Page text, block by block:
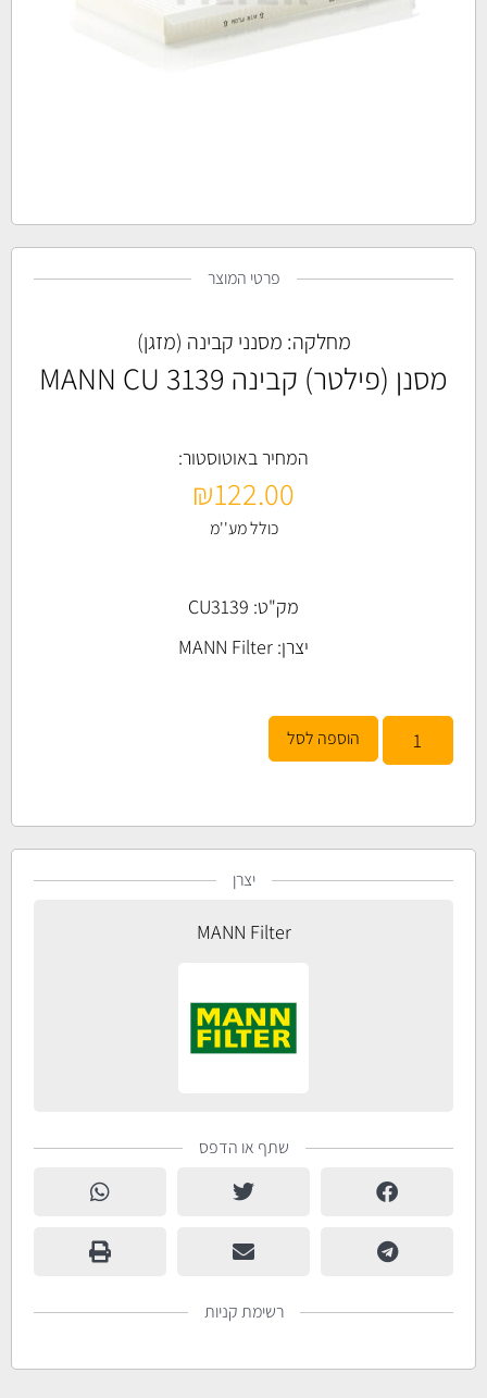
פרטי המוצר
מחלקה: מסנני קבינה (מזגן)
מסנן (פילטר) קבינה MANN CU 3139
המחיר באוטוסטור:
₪122.00
כולל מע''מ
מק"ט: CU3139
יצרן: MANN Filter
הוספה לסל
יצרן
MANN Filter
שתף או הדפס
רשימת קניות